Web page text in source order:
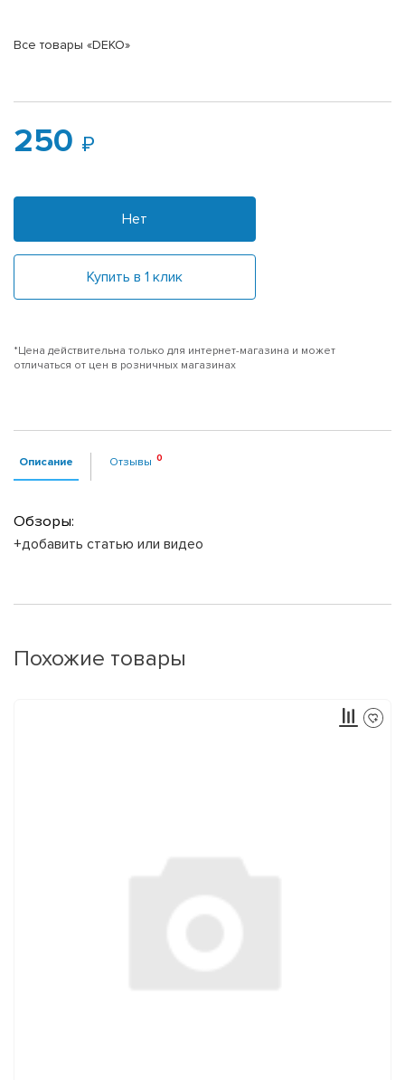
Все товары «DEKO»
250
Нет
Купить в 1 клик
*Цена действительна только для интернет-магазина и может
отличаться от цен в розничных магазинах
Описание Отзывы
Обзоры:
+добавить статью или видео
Похожие товары